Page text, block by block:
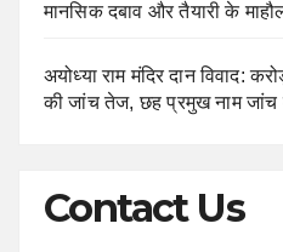
मानसिक दबाव और तैयारी के
अयोध्या राम मंदिर दान विवाद:
की जांच तेज, छह प्रमुख नाम जांच
Contact Us